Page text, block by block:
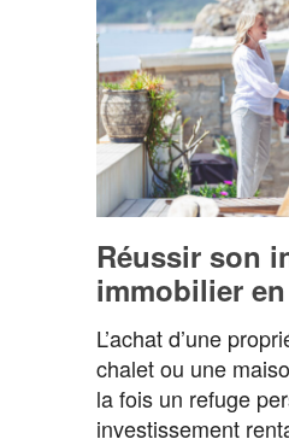
Réussir son
immobilier
L’achat d’une
chalet ou une
la fois un refuge
investissement